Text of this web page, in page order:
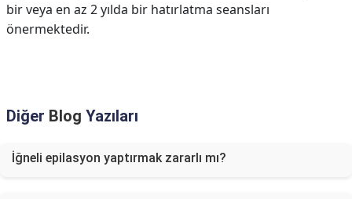
bir veya en az 2 yılda bir hatırlatma seansları
önermektedir.
Diğer Blog Yazıları
İğneli epilasyon yaptırmak zararlı mı?